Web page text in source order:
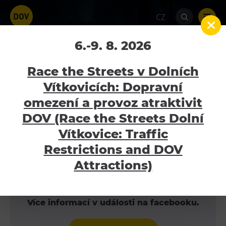
CZ
Metallica Tribute show
Home Kalendář akcí Metallica Tribute show
18.2.2020 - 19.2.2020
Atraktivity
Bolt Tower
Velký svět techniky
Malý svět techniky U6
Gong
METALLICA S&M Tribute Show se symfonickým
orchestrem – Ostrava
Více informací v události na facebooku.
6.-9. 8. 2026
Race the Streets v Dolních
Vítkovicích: Dopravní
omezení a provoz atraktivit
DOV (Race the Streets Dolní
Vítkovice: Traffic
Restrictions and DOV
Attractions)